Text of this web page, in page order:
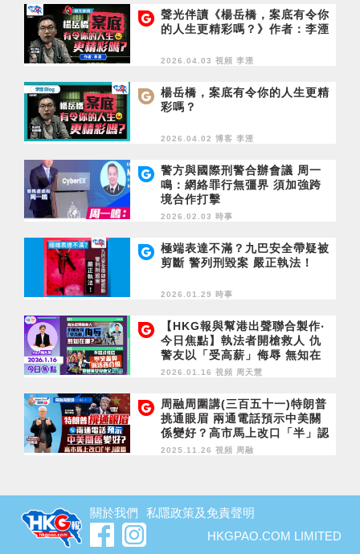
聲光伴讀《楊岳橋，案底有令你
的人生更精彩嗎？》作者：李湮
2026.04.03 視頻 李湮
楊岳橋，案底有令你的人生更精
彩嗎？
2026.04.02 博客 李湮
警方與國際刑警合辦會議 周一
鳴：網絡罪行無彊界 須加強跨
境合作打擊
2026.02.03 時事
極端表達不滿？九巴安全帶疑被
剪斷 警列刑毀案 嚴正執法！
2026.01.29 時事
【HKG報與幫港出聲聯合製作‧
今日焦點】執法者開槍救人 仇
警友以「受高薪」侮辱 無知在
哪？不寫求情信 寧笑著與佩洛
2026.01.16 視頻 周天慧
周融周圍講(三百五十一)特朗普
挑通眼眉 兩通電話預示中美關
係變好？高市馬上改口「半」認
錯
2025.11.26 視頻 周融
關於我們
私隱政策及免責聲明
HKGPAO.COM LIMITED